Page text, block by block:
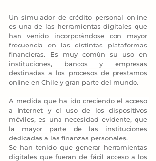
Un simulador de crédito personal online
es una de las herramientas digitales que
han venido incorporándose con mayor
frecuencia en las distintas plataformas
financieras. Es muy común su uso en
instituciones, bancos y empresas
destinadas a los procesos de prestamos
online en Chile y gran parte del mundo.
A medida que ha ido creciendo el acceso
a Internet y el uso de los dispositivos
móviles, es una necesidad evidente, que
la mayor parte de las instituciones
dedicadas a las finanzas personales.
Se han tenido que generar herramientas
digitales que fueran de fácil acceso a los